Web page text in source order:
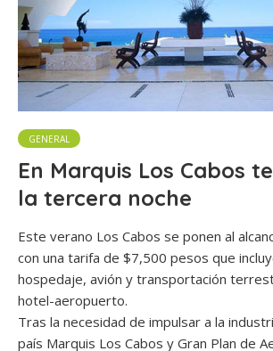
GENERAL
En Marquis Los Cabos
la tercera noche
Este verano Los Cabos se ponen al
con una tarifa de $7,500 pesos que
hospedaje, avión y transportación
hotel-aeropuerto.
Tras la necesidad de impulsar a la
país Marquis Los Cabos y Gran Plan de